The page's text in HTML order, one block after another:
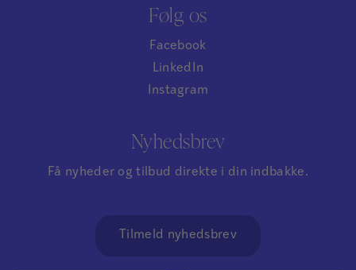
Følg os
Facebook
LinkedIn
Instagram
Nyhedsbrev
Få nyheder og tilbud direkte i din indbakke.
Tilmeld nyhedsbrev